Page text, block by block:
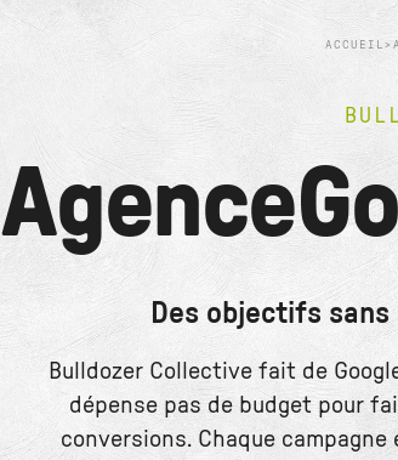
ACCUEIL >
Agence
Des objectifs
Bulldozer Collective fait de
dépense pas de budget pour
conversions. Chaque